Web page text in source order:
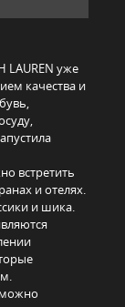
LAUREN уже
качества и
встретить
и отелях.
и шика.
можно